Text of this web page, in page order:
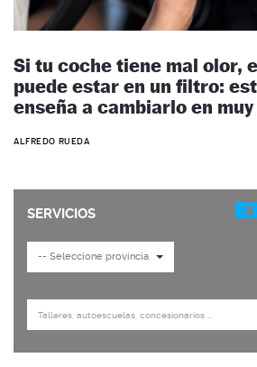
Si tu coche tiene mal olor,
puede estar en un filtro:
enseña a cambiarlo en
ALFREDO RUEDA